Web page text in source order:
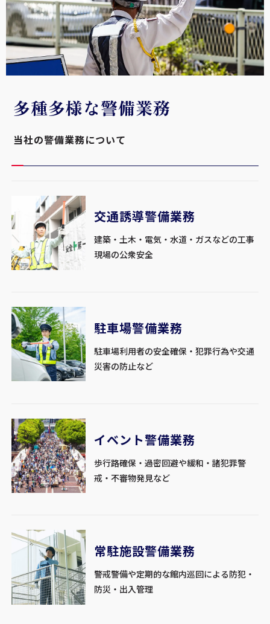
多種多様な警備業務
当社の警備業務について
交通誘導警備業務
建築・土木・電気・水道・ガスなどの工事
現場の公衆安全
駐車場警備業務
駐車場利用者の安全確保・犯罪行為や交通
災害の防止など
イベント警備業務
歩行路確保・過密回避や緩和・諸犯罪警
戒・不審物発見など
常駐施設警備業務
警戒警備や定期的な館内巡回による防犯・
防災・出入管理